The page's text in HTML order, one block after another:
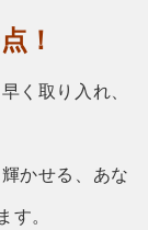
！
く取り入れ、
かせる、あな
す。